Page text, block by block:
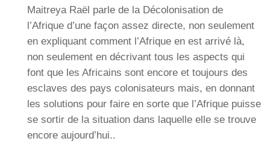
Maitreya Raël parle de la Décolonisation de
l’Afrique d’une façon assez directe, non seulement
en expliquant comment l’Afrique en est arrivé là,
non seulement en décrivant tous les aspects qui
font que les Africains sont encore et toujours des
esclaves des pays colonisateurs mais, en donnant
les solutions pour faire en sorte que l’Afrique puisse
se sortir de la situation dans laquelle elle se trouve
encore aujourd’hui..